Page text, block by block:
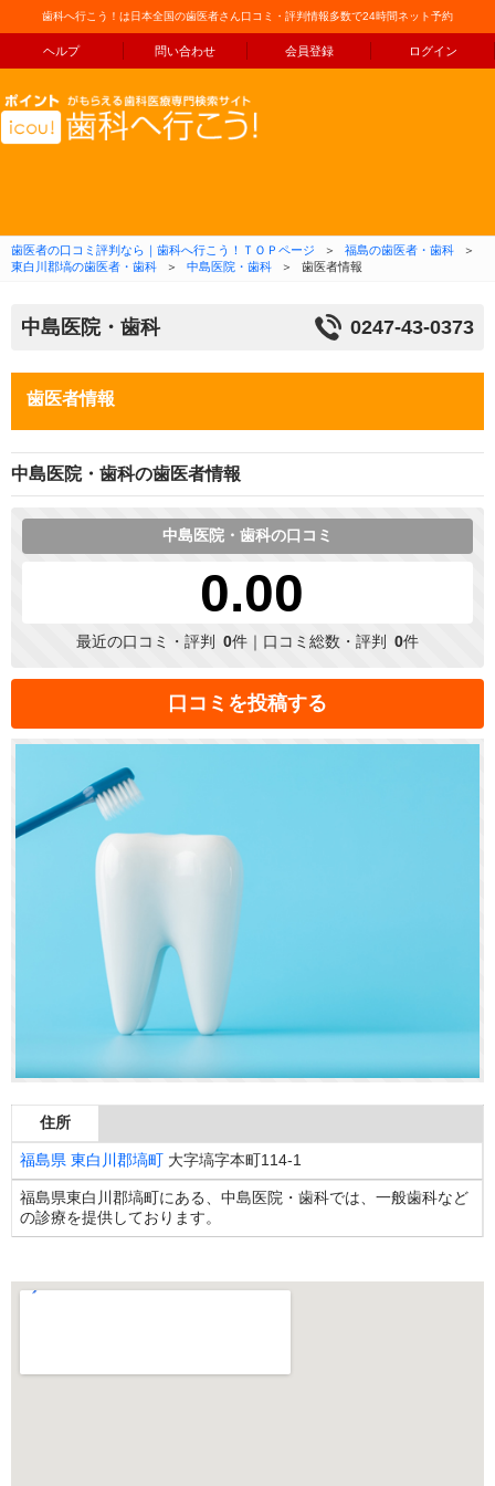
歯科へ行こう！は日本全国の歯医者さん口コミ・評判情報多数で24時間ネット予約
ヘルプ 問い合わせ 会員登録 ログイン
コンテンツへ移動
歯医者の口コミ評判なら｜歯科へ行こう！ＴＯＰページ ＞ 福島の歯医者・歯科
＞
東白川郡塙の歯医者・歯科
＞ 中島医院・歯科 ＞ 歯医者情報
中島医院・歯科 0247-43-0373
歯医者情報
中島医院・歯科の歯医者情報
中島医院・歯科の口コミ
0.00
最近の口コミ・評判 0件｜口コミ総数・評判 0件
口コミを投稿する
住所
福島県 東白川郡塙町 大字塙字本町114-1
福島県東白川郡塙町にある、中島医院・歯科では、一般歯科など
の診療を提供しております。